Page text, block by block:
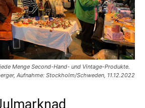
Menge Second-Hand- und Vintage-Produkte.
Aufnahme: Stockholm/Schweden, 11.12.2022